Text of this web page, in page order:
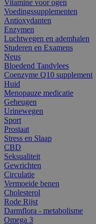
Vitamine voor ogen
Voedingssupplementen
Antioxydanten
Enzymen
Luchtwegen en ademhalen
Studeren en Examens
Neus
Bloedend Tandvlees
Coenzyme Q10 supplement
Huid
Menopauze medicatie
Geheugen
Urinewegen
Sport
Prostaat
Stress en Slaap
CBD
Seksualiteit
Gewrichten
Circulatie
Vermoeide benen
Cholesterol
Rode Rijst
Darmflora - metabolisme
Omega 3